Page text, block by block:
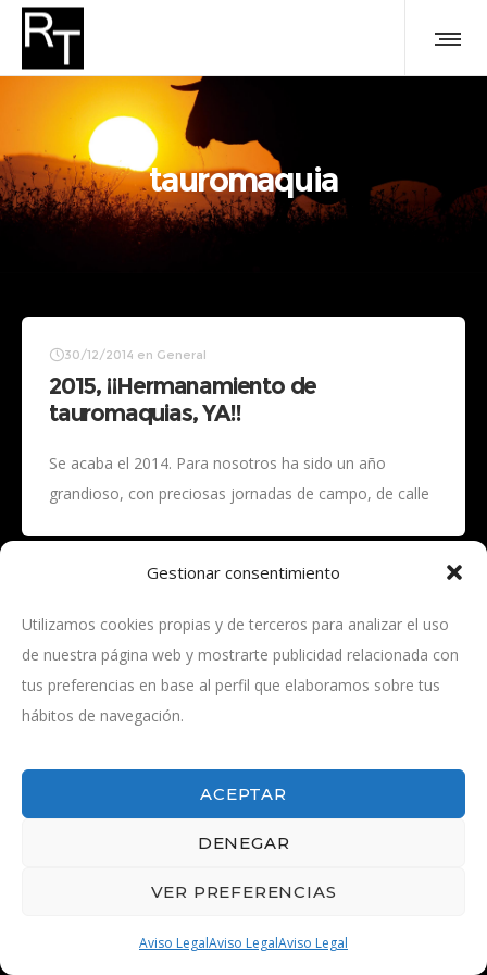
Gestionar consentimiento
Utilizamos cookies propias y de terceros para analizar el uso
de nuestra página web y mostrarte publicidad relacionada con
tus preferencias en base al perfil que elaboramos sobre tus
hábitos de navegación.
ACEPTAR
DENEGAR
VER PREFERENCIAS
Aviso LegalAviso LegalAviso Legal
tauromaquia
30/12/2014 en General
2015, ¡¡Hermanamiento de
tauromaquias, YA!!
Se acaba el 2014. Para nosotros ha sido un año
grandioso, con preciosas jornadas de campo, de calle
ANT.1 SIG.